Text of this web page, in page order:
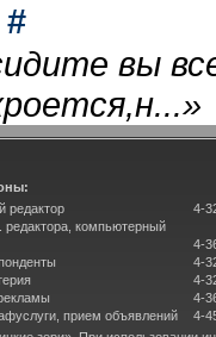
#
вы
»
редактор
редактора, компьютерный
прием объявлений
4-
4-
4-
4-
4-
4-